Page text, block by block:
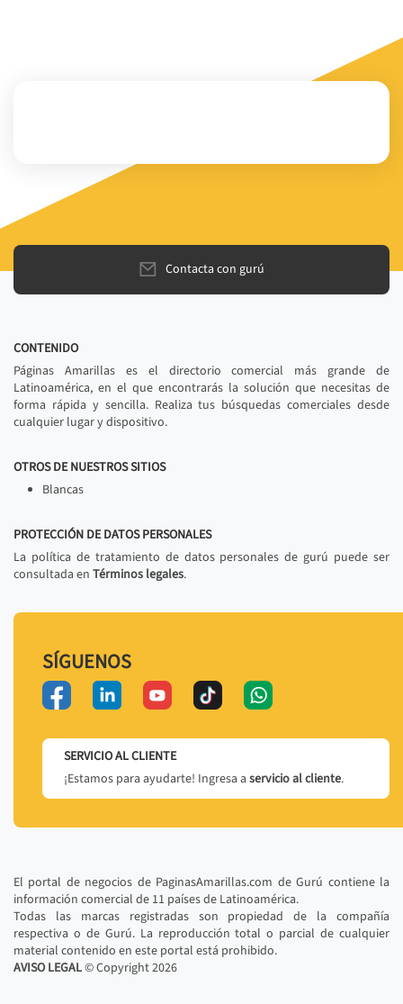
Contacta con gurú
CONTENIDO
Páginas Amarillas es el directorio comercial más grande de
Latinoamérica, en el que encontrarás la solución que necesitas de
forma rápida y sencilla. Realiza tus búsquedas comerciales desde
cualquier lugar y dispositivo.
OTROS DE NUESTROS SITIOS
Blancas
PROTECCIÓN DE DATOS PERSONALES
La política de tratamiento de datos personales de gurú puede ser
consultada en Términos legales.
SÍGUENOS
SERVICIO AL CLIENTE
¡Estamos para ayudarte! Ingresa a servicio al cliente.
El portal de negocios de PaginasAmarillas.com de Gurú contiene la
información comercial de 11 países de Latinoamérica.
Todas las marcas registradas son propiedad de la compañía
respectiva o de Gurú. La reproducción total o parcial de cualquier
material contenido en este portal está prohibido.
AVISO LEGAL© Copyright2026